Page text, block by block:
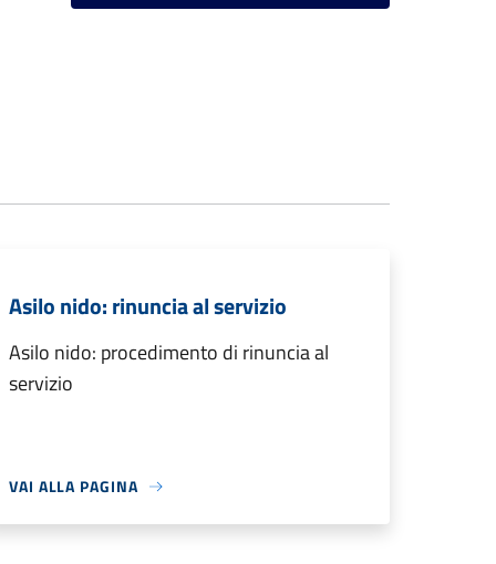
Asilo nido: rinuncia al servizio
Asilo nido: procedimento di rinuncia al
servizio
VAI ALLA PAGINA